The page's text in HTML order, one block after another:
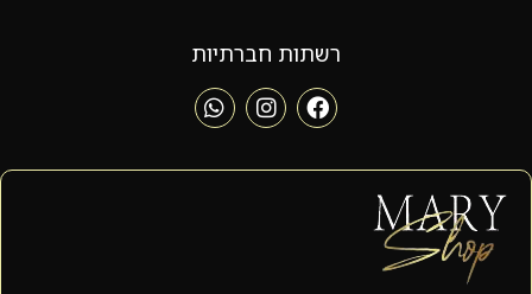
רשתות חברתיות